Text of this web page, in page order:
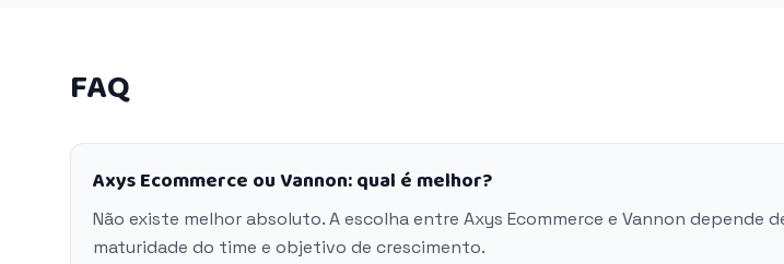
FAQ
Axys Ecommerce ou Vannon: qual é melhor?
Não existe melhor absoluto. A escolha entre Axys Ecommerce e Vannon depende
maturidade do time e objetivo de crescimento.